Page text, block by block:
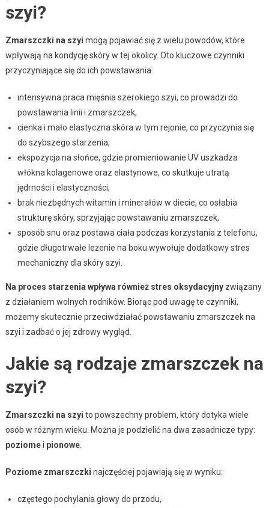
szyi?
Zmarszczki na szyi mogą pojawiać się z wielu powodów, które
wpływają na kondycję skóry w tej okolicy. Oto kluczowe czynniki
przyczyniające się do ich powstawania:
intensywna praca mięśnia szerokiego szyi, co prowadzi do
powstawania linii i zmarszczek,
cienka i mało elastyczna skóra w tym rejonie, co przyczynia się
do szybszego starzenia,
ekspozycja na słońce, gdzie promieniowanie UV uszkadza
włókna kolagenowe oraz elastynowe, co skutkuje utratą
jędrności i elastyczności,
brak niezbędnych witamin i minerałów w diecie, co osłabia
strukturę skóry, sprzyjając powstawaniu zmarszczek,
sposób snu oraz postawa ciała podczas korzystania z telefonu,
gdzie długotrwałe leżenie na boku wywołuje dodatkowy stres
mechaniczny dla skóry szyi.
Na proces starzenia wpływa również stres oksydacyjnyzwiązany
z działaniem wolnych rodników. Biorąc pod uwagę te czynniki,
możemy skutecznie przeciwdziałać powstawaniu zmarszczek na
szyi i zadbać o jej zdrowy wygląd.
Jakie są rodzaje zmarszczek na
szyi?
Zmarszczki na szyi to powszechny problem, który dotyka wiele
osób w różnym wieku. Można je podzielić na dwa zasadnicze typy:
poziomei pionowe.
Poziome zmarszczki najczęściej pojawiają się w wyniku:
częstego pochylania głowy do przodu,